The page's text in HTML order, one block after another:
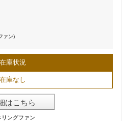
ァン)
在庫状況
在庫なし
はこちら
ングファン